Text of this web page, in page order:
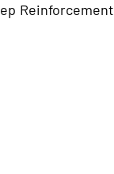
Reinforcement